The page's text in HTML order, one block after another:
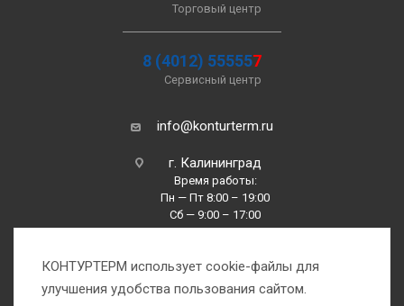
Торговый центр
8 (4012) 555557
Сервисный центр
info@konturterm.ru
г. Калининград
Время работы:
Пн — Пт 8:00 – 19:00
Сб — 9:00 – 17:00
Вс —10:00 – 16:00
КОНТУРТЕРМ использует cookie-файлы для
улучшения удобства пользования сайтом.